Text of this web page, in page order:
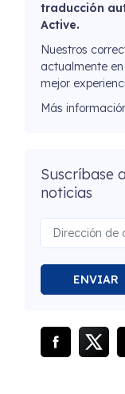
traducción
Active.
Nuestros
actualmente
mejor
Más
Suscríbase
noticias
ENVIAR